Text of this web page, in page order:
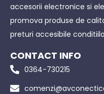
accesorii electronice si
promova produse de
preturi accesibile
CONTACT INFO
0364-730215